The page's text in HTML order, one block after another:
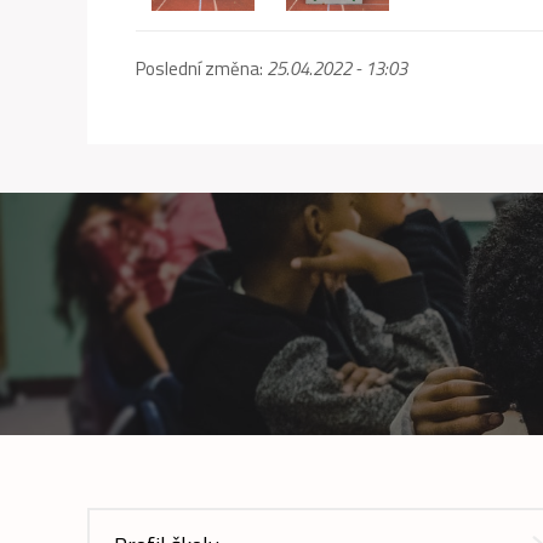
Poslední změna: 25.04.2022 - 13:03